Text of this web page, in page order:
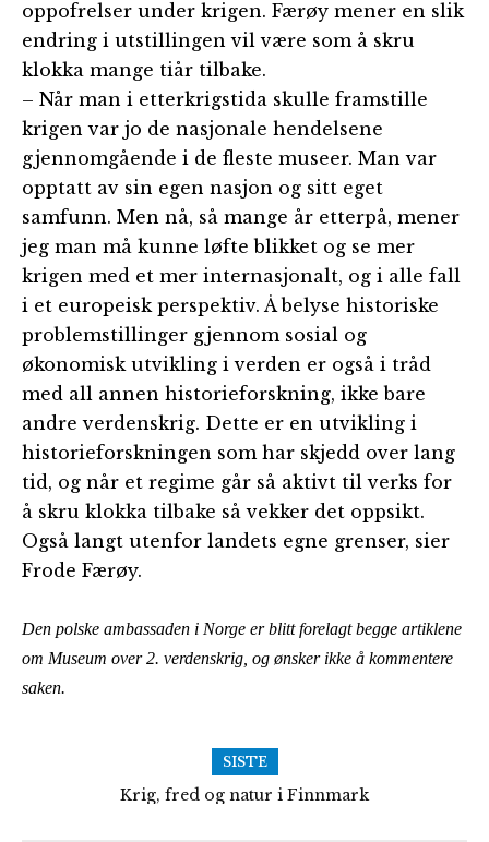
oppofrelser under krigen. Færøy mener en slik
endring i utstillingen vil være som å skru
klokka mange tiår tilbake.
– Når man i etterkrigstida skulle framstille
krigen var jo de nasjonale hendelsene
gjennomgående i de fleste museer. Man var
opptatt av sin egen nasjon og sitt eget
samfunn. Men nå, så mange år etterpå, mener
jeg man må kunne løfte blikket og se mer
krigen med et mer internasjonalt, og i alle fall
i et europeisk perspektiv. Å belyse historiske
problemstillinger gjennom sosial og
økonomisk utvikling i verden er også i tråd
med all annen historieforskning, ikke bare
andre verdenskrig. Dette er en utvikling i
historieforskningen som har skjedd over lang
tid, og når et regime går så aktivt til verks for
å skru klokka tilbake så vekker det oppsikt.
Også langt utenfor landets egne grenser, sier
Frode Færøy.
Den polske ambassaden i Norge er blitt forelagt begge artiklene
om Museum over 2. verdenskrig, og ønsker ikke å kommentere
saken.
SISTE
Krig, fred og natur i Finnmark
Følg med på Frolands Verk